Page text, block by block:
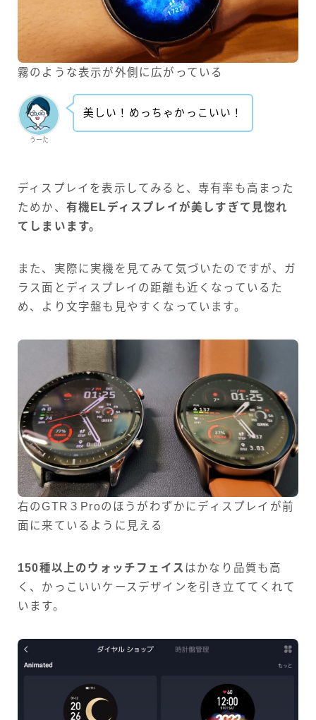
霧のような表示が外側に広がっている
うーた
美しい！めっちゃかっこいい！
ディスプレイを表示してみると、専有率も高まった
ためか、 有機ELディスプレイが美しすぎて見惚れ
てしまいます。
また、実際に実機を見てみて気づいたのですが、ガ
ラス面とディスプレイの距離も近くなっているた
め、より文字盤も見やすくなっています。
右のGTR３Proのほうがわずかにディスプレイが前
面に来ているように見える
150種以上のウォッチフェイス はかなり品質も高
く、かっこいいケースデザインを引き立ててくれて
います。